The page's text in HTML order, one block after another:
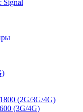
(2G/3G/4G)
(3G/4G)